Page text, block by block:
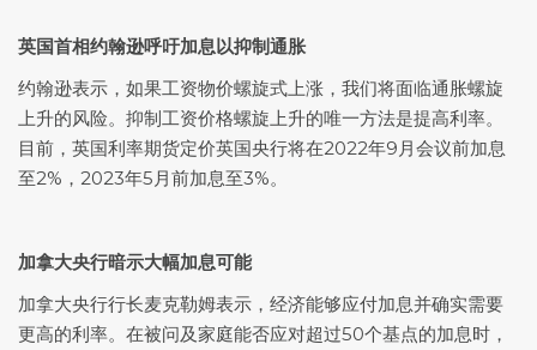
英国首相约翰逊呼吁加息以抑制通胀
约翰逊表示，如果工资物价螺旋式上涨，我们将面临通胀螺旋
上升的风险。抑制工资价格螺旋上升的唯一方法是提高利率。
目前，英国利率期货定价英国央行将在2022年9月会议前加息
至2%，2023年5月前加息至3%。
加拿大央行暗示大幅加息可能
加拿大央行行长麦克勒姆表示，经济能够应付加息并确实需要
更高的利率。在被问及家庭能否应对超过50个基点的加息时，